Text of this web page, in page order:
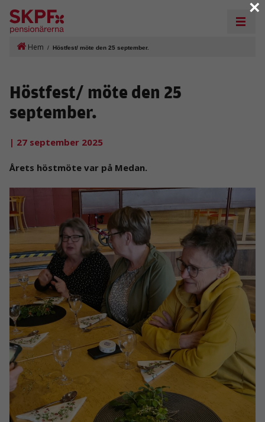
Hem / Höstfest/ möte den 25 september.
Höstfest/ möte den 25
september.
| 27 september 2025
Årets höstmöte var på Medan.
×